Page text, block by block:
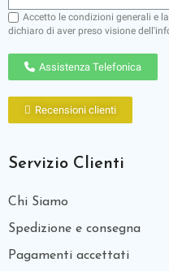
Accetto le condizioni generali e
dichiaro di aver preso visione dell'
Assistenza Telefonica
Recensioni clienti
Servizio Clienti
Chi Siamo
Spedizione e consegna
Pagamenti accettati